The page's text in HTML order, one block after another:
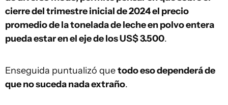
cierre del trimestre inicial de 2024 el precio
promedio de la tonelada de leche en polvo entera
pueda estar en el eje de los US$ 3.500.
Enseguida puntualizó quetodo eso dependerá de
que no suceda nada extraño.